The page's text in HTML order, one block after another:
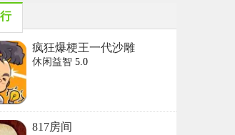
疯狂爆梗王一代沙雕
的日常
休闲益智 5.0
817房间